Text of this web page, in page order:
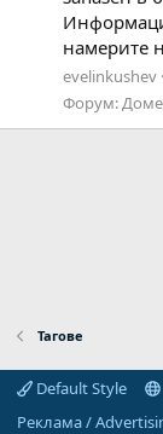
намерите
evelinkushev
Форум:
Тагове
Default Style
Реклама /